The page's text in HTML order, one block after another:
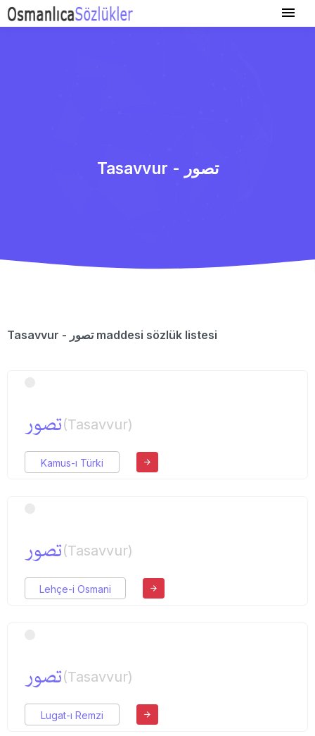
Tasavvur - تصور
Tasavvur - تصور maddesi sözlük listesi
تصور(Tasavvur)
Kamus-ı Türki
تصور(Tasavvur)
Lehçe-i Osmani
تصور(Tasavvur)
Lugat-ı Remzi